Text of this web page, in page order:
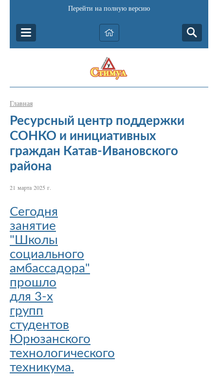
Перейти на полную версию
Главная
Ресурсный центр поддержки
СОНКО и инициативных
граждан Катав-Ивановского
района
21 марта 2025 г.
Сегодня
занятие
"Школы
социального
амбассадора"
прошло
для 3-х
групп
студентов
Юрюзанского
технологического
техникума.